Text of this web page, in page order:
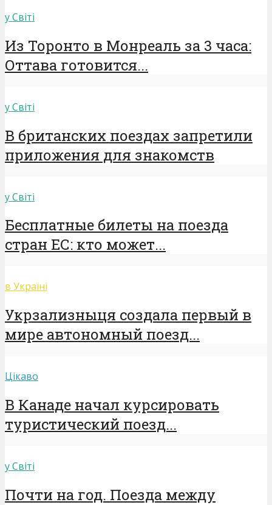
у Світі
Из Торонто в Монреаль за 3 часа:
Оттава готовится...
у Світі
В британских поездах запретили
приложения для знакомств
у Світі
Бесплатные билеты на поезда
стран ЕС: кто может...
в Україні
Укрзализныця создала первый в
мире автономный поезд...
Цікаво
В Канаде начал курсировать
туристический поезд...
у Світі
Почти на год. Поезда между